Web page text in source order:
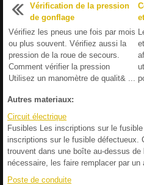
Vérification de la pression
de gonflage
Vérifiez les pneus une fois par mois
ou plus souvent. Vérifiez aussi la
pression de la roue de secours.
Comment vérifier la pression
Utilisez un manomètre de qualit& ...
Autres materiaux:
Circuit électrique
Fusibles Les inscriptions sur le
inscriptions sur le fusible défectueux.
trouvent dans une boîte au-dessus
nécessaire, les faire remplacer par un
Poste de conduite